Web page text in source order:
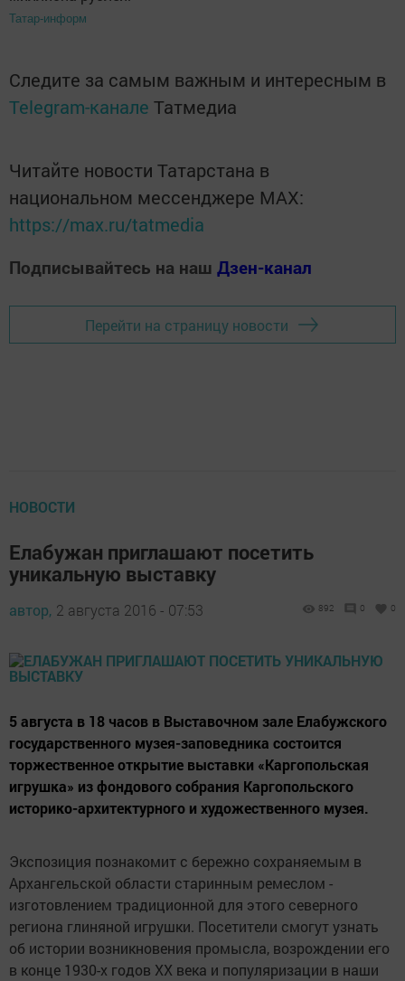
Татар-информ
Следите за самым важным и интересным в
Telegram-канале Татмедиа
Читайте новости Татарстана в
национальном мессенджере MАХ:
https://max.ru/tatmedia
Подписывайтесь на наш Дзен-канал
Перейти на страницу новости
НОВОСТИ
Елабужан приглашают посетить
уникальную выставку
автор, 2 августа 2016 - 07:53 892 0 0
5 августа в 18 часов в Выставочном зале Елабужского
государственного музея-заповедника состоится
торжественное открытие выставки «Каргопольская
игрушка» из фондового собрания Каргопольского
историко-архитектурного и художественного музея.
Экспозиция познакомит с бережно сохраняемым в
Архангельской области старинным ремеслом -
изготовлением традиционной для этого северного
региона глиняной игрушки. Посетители смогут узнать
об истории возникновения промысла, возрождении его
в конце 1930-х годов XX века и популяризации в наши